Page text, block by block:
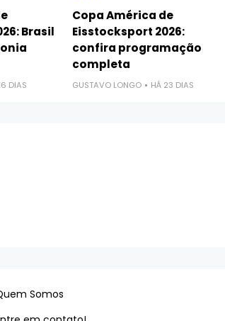
Brasil
DIAS
Copa América de
Eisstocksport 2026:
confira programação
completa
GUSTAVO LONGO HÁ 23 DIAS
Somos